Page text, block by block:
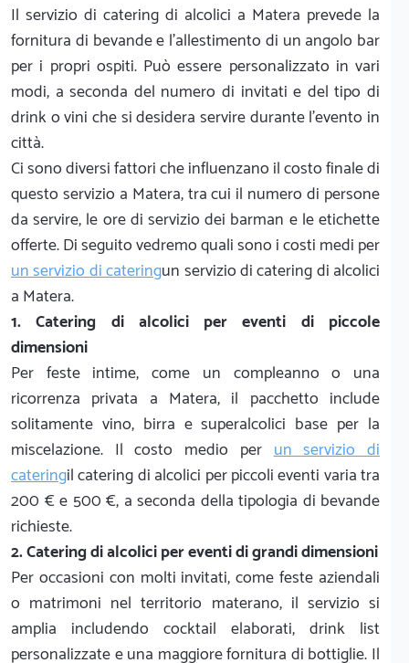
Il servizio di catering di alcolici a Matera prevede la
fornitura di bevande e l'allestimento di un angolo bar
per i propri ospiti. Può essere personalizzato in vari
modi, a seconda del numero di invitati e del tipo di
drink o vini che si desidera servire durante l'evento in
città.
Ci sono diversi fattori che influenzano il costo finale di
questo servizio a Matera, tra cui il numero di persone
da servire, le ore di servizio dei barman e le etichette
offerte. Di seguito vedremo quali sono i costi medi per
un servizio di cateringun servizio di catering di alcolici
a Matera.
1. Catering di alcolici per eventi di piccole
dimensioni
Per feste intime, come un compleanno o una
ricorrenza privata a Matera, il pacchetto include
solitamente vino, birra e superalcolici base per la
miscelazione. Il costo medio perun servizio di
cateringil catering di alcolici per piccoli eventi varia tra
200 € e 500 €, a seconda della tipologia di bevande
richieste.
2. Catering di alcolici per eventi di grandi dimensioni
Per occasioni con molti invitati, come feste aziendali
o matrimoni nel territorio materano, il servizio si
amplia includendo cocktail elaborati, drink list
personalizzate e una maggiore fornitura di bottiglie. Il